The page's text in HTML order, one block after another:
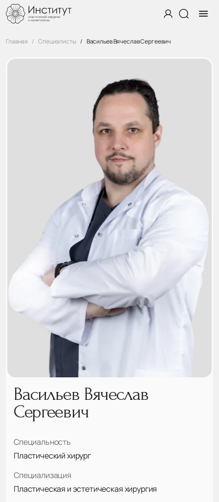
Главная Специалисты Васильев Вячеслав Сергеевич
Васильев Вячеслав
Сергеевич
Специальность
Пластический хирург
Специализация
Пластическая и эстетическая хирургия